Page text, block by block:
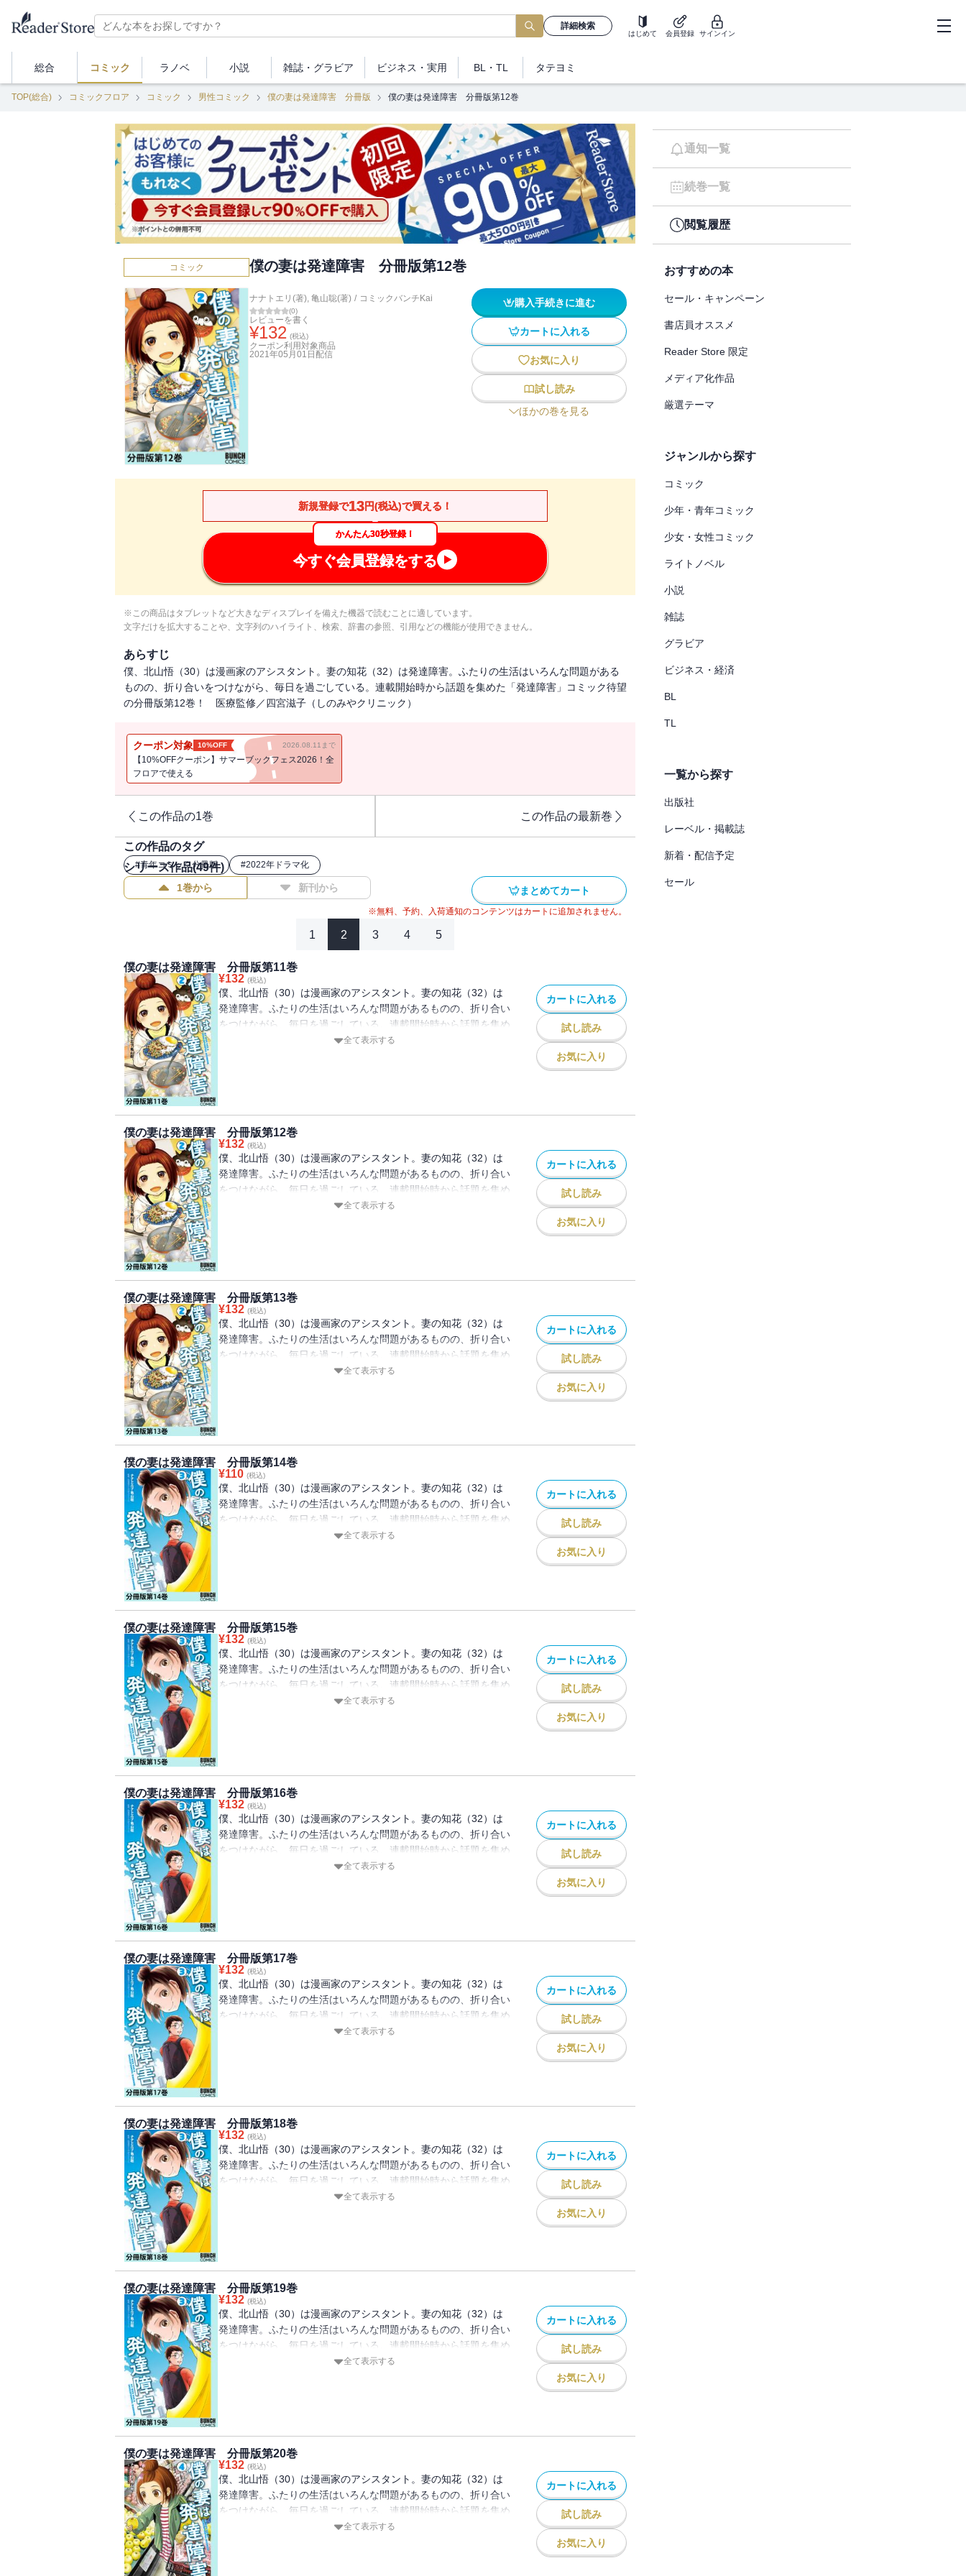
詳細検索
はじめて 会員登録 サインイン
総合 コミック ラノベ 小説 雑誌・ グラビア ビジネス ・実用 BL・TL タテヨミ
TOP(総合) コミックフロア コミック 男性コミック 僕の妻は発達障害 分冊版 僕の妻は発達障害 分冊版第12巻
コミック 僕の妻は発達障害 分冊版第12巻
ナナトエリ(著), 亀山聡(著) / コミックバンチKai
(0)
レビューを書く
¥132 (税込)
クーポン利用対象商品
2021年05月01日 配信
購入手続きに進む
カートに入れる
お気に入り
試し読み
ほかの巻を見る
新規登録で13円(税込)で買える！
かんたん30秒登録！
今すぐ会員登録をする
※この商品はタブレットなど大きなディスプレイを備えた機器で読むことに適しています。
文字だけを拡大することや、文字列のハイライト、検索、辞書の参照、引用などの機能が使用できません。
あらすじ
僕、北山悟（30）は漫画家のアシスタント。妻の知花（32）は発達障害。ふたりの生活はいろんな問題がある
ものの、折り合いをつけながら、毎日を過ごしている。連載開始時から話題を集めた「発達障害」コミック待望
の分冊版第12巻！ 医療監修／四宮滋子（しのみやクリニック）
クーポン対象 10%OFF 2026.08.11まで
【10%OFFクーポン】サマーブックフェス2026！全
フロアで使える
この作品の1巻 この作品の最新巻
この作品のタグ
#青年コミック分冊版 #2022年ドラマ化
シリーズ作品(49件)
1巻から 新刊から まとめてカート
※無料、予約、入荷通知のコンテンツはカートに追加されません。
1 2 3 4 5
僕の妻は発達障害 分冊版第11巻
¥132 (税込)
僕、北山悟（30）は漫画家のアシスタント。妻の知花（32）は
発達障害。ふたりの生活はいろんな問題があるものの、折り合い
をつけながら、毎日を過ごしている。連載開始時から話題を集め
た「発達障害」コミック待望の分冊版第11巻！ 医療監修／四
全て表示する
カートに入れる
試し読み
お気に入り
僕の妻は発達障害 分冊版第12巻
¥132 (税込)
僕、北山悟（30）は漫画家のアシスタント。妻の知花（32）は
発達障害。ふたりの生活はいろんな問題があるものの、折り合い
をつけながら、毎日を過ごしている。連載開始時から話題を集め
た「発達障害」コミック待望の分冊版第12巻！ 医療監修／四
全て表示する
カートに入れる
試し読み
お気に入り
僕の妻は発達障害 分冊版第13巻
¥132 (税込)
僕、北山悟（30）は漫画家のアシスタント。妻の知花（32）は
発達障害。ふたりの生活はいろんな問題があるものの、折り合い
をつけながら、毎日を過ごしている。連載開始時から話題を集め
た「発達障害」コミック待望の分冊版第13巻！ 医療監修／四
全て表示する
カートに入れる
試し読み
お気に入り
僕の妻は発達障害 分冊版第14巻
¥110 (税込)
僕、北山悟（30）は漫画家のアシスタント。妻の知花（32）は
発達障害。ふたりの生活はいろんな問題があるものの、折り合い
をつけながら、毎日を過ごしている。連載開始時から話題を集め
た「発達障害」コミック待望の分冊版第14巻！ 医療監修／四
全て表示する
カートに入れる
試し読み
お気に入り
僕の妻は発達障害 分冊版第15巻
¥132 (税込)
僕、北山悟（30）は漫画家のアシスタント。妻の知花（32）は
発達障害。ふたりの生活はいろんな問題があるものの、折り合い
をつけながら、毎日を過ごしている。連載開始時から話題を集め
た「発達障害」コミック待望の分冊版第15巻！ 医療監修／四
全て表示する
カートに入れる
試し読み
お気に入り
僕の妻は発達障害 分冊版第16巻
¥132 (税込)
僕、北山悟（30）は漫画家のアシスタント。妻の知花（32）は
発達障害。ふたりの生活はいろんな問題があるものの、折り合い
をつけながら、毎日を過ごしている。連載開始時から話題を集め
た「発達障害」コミック待望の分冊版第16巻！ 医療監修／四
全て表示する
カートに入れる
試し読み
お気に入り
僕の妻は発達障害 分冊版第17巻
¥132 (税込)
僕、北山悟（30）は漫画家のアシスタント。妻の知花（32）は
発達障害。ふたりの生活はいろんな問題があるものの、折り合い
をつけながら、毎日を過ごしている。連載開始時から話題を集め
た「発達障害」コミック待望の分冊版第17巻！ 医療監修／四
全て表示する
カートに入れる
試し読み
お気に入り
僕の妻は発達障害 分冊版第18巻
¥132 (税込)
僕、北山悟（30）は漫画家のアシスタント。妻の知花（32）は
発達障害。ふたりの生活はいろんな問題があるものの、折り合い
をつけながら、毎日を過ごしている。連載開始時から話題を集め
た「発達障害」コミック待望の分冊版第18巻！ 医療監修／四
全て表示する
カートに入れる
試し読み
お気に入り
僕の妻は発達障害 分冊版第19巻
¥132 (税込)
僕、北山悟（30）は漫画家のアシスタント。妻の知花（32）は
発達障害。ふたりの生活はいろんな問題があるものの、折り合い
をつけながら、毎日を過ごしている。連載開始時から話題を集め
た「発達障害」コミック待望の分冊版第19巻！ 医療監修／四
全て表示する
カートに入れる
試し読み
お気に入り
僕の妻は発達障害 分冊版第20巻
¥132 (税込)
僕、北山悟（30）は漫画家のアシスタント。妻の知花（32）は
発達障害。ふたりの生活はいろんな問題があるものの、折り合い
をつけながら、毎日を過ごしている。連載開始時から話題を集め
た「発達障害」コミック待望の分冊版第20巻！ 医療監修／四
全て表示する
カートに入れる
試し読み
お気に入り
通知一覧
続巻一覧
閲覧履歴
おすすめの本
セール・キャンペーン
書店員オススメ
Reader Store 限定
メディア化作品
厳選テーマ
ジャンルから探す
コミック
少年・青年コミック
少女・女性コミック
ライトノベル
小説
雑誌
グラビア
ビジネス・経済
BL
TL
一覧から探す
出版社
レーベル・掲載誌
新着・配信予定
セール